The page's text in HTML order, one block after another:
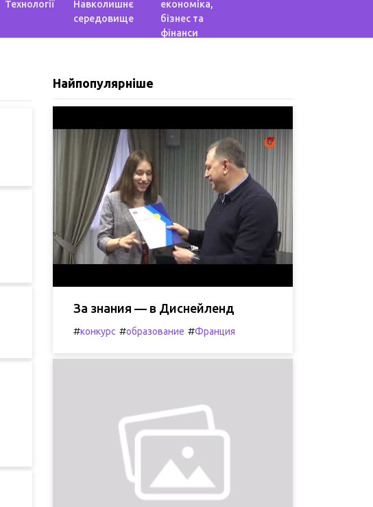
Технології
Навколишнє
середовище
економіка,
бізнес та
фінанси
Найпопулярніше
За знания — в Диснейленд
#конкурс #образование #Франция